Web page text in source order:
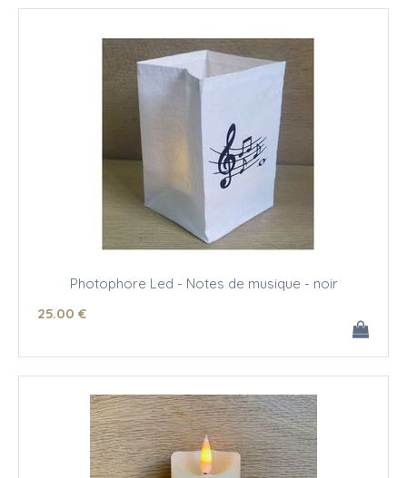
Photophore Led - Notes de musique - noir
25.00 €